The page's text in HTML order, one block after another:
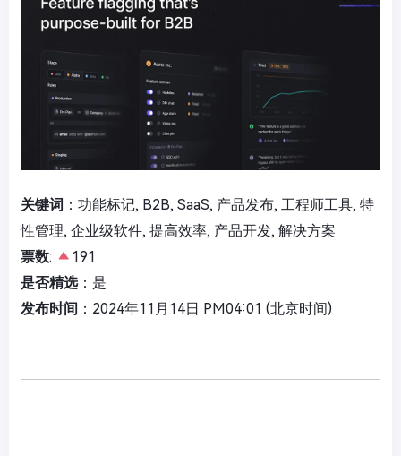
关键词 ：功能标记, B2B, SaaS, 产品发布, 工程师工具, 特
性管理, 企业级软件, 提高效率, 产品开发, 解决方案
票数:
191
是否精选：是
发布时间 ：2024年11月14日 PM04:01 (北京时间)